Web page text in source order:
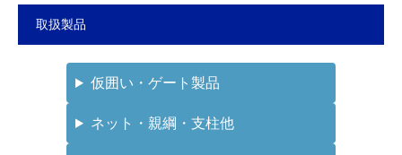
取扱製品
仮囲い・ゲート製品
ネット・親綱・支柱他